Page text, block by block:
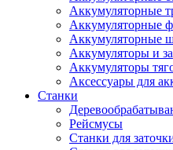
Аккумуляторные
Аккумуляторные
Аккумуляторные
Аккумуляторы и
Аккумуляторы
Аксессуары для
Станки
Рейсмусы
Станки для